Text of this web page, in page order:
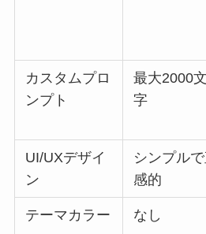
カスタムプロ
ンプト
最大2000文
字
UI/UXデザイ
ン
シンプル
感的
テーマカラー なし